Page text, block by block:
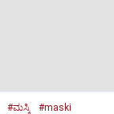
#ಮಸ್ಕಿ #maski